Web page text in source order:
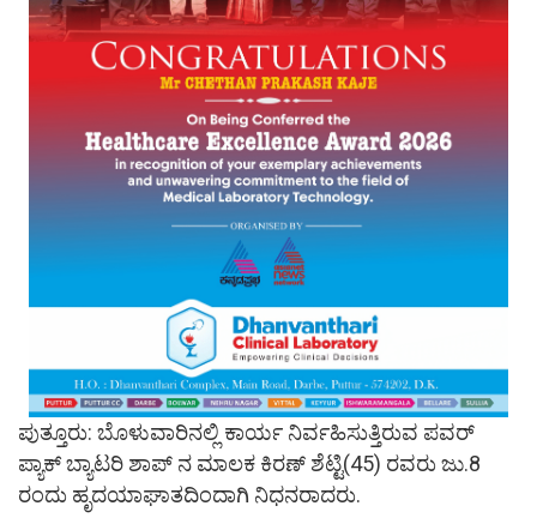
ಪುತ್ತೂರು: ಬೊಳುವಾರಿನಲ್ಲಿ ಕಾರ್ಯ ನಿರ್ವಹಿಸುತ್ತಿರುವ ಪವರ್
ಪ್ಯಾಕ್ ಬ್ಯಾಟರಿ ಶಾಪ್ ನ ಮಾಲಕ ಕಿರಣ್ ಶೆಟ್ಟಿ(45) ರವರು ಜು.8
ರಂದು ಹೃದಯಾಘಾತದಿಂದಾಗಿ ನಿಧನರಾದರು.